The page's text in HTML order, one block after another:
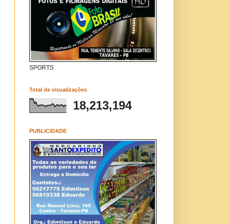
SPORTS
Total de visualizações
18,213,194
PUBLICIDADE